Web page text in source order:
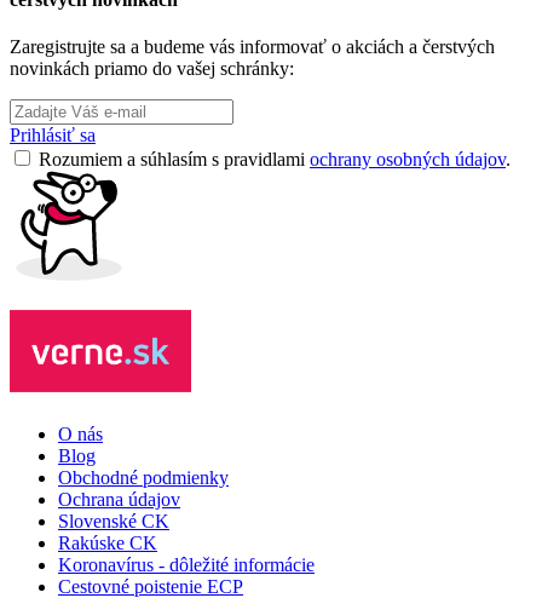
Zaregistrujte sa a budeme vás informovať o akciách a čerstvých
novinkách priamo do vašej schránky:
Prihlásiť sa
Rozumiem a súhlasím s pravidlami ochrany osobných údajov.
O nás
Blog
Obchodné podmienky
Ochrana údajov
Slovenské CK
Rakúske CK
Koronavírus - dôležité informácie
Cestovné poistenie ECP